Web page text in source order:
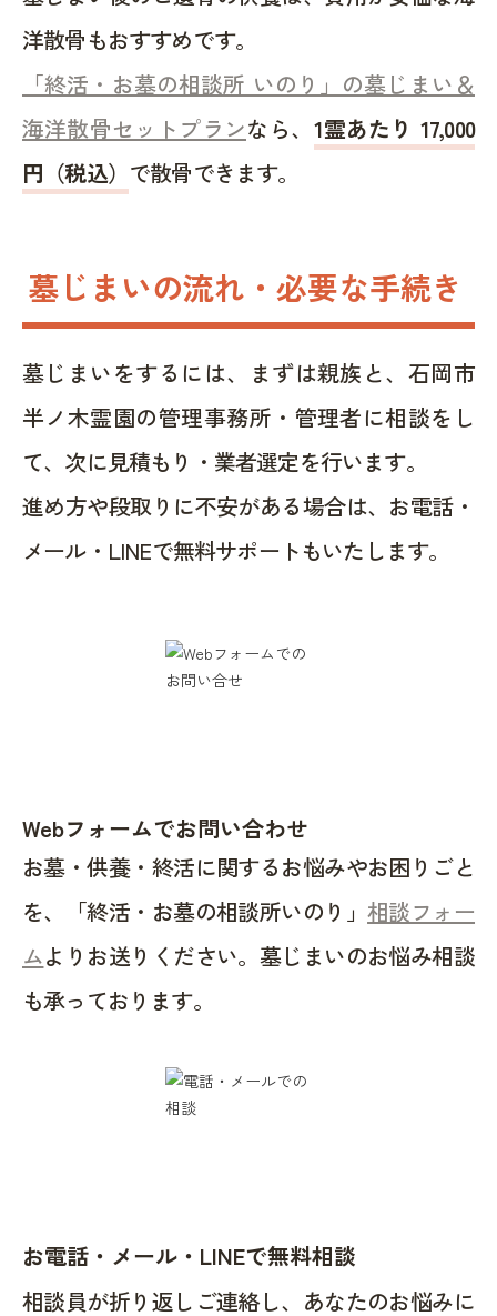
洋散骨もおすすめです。
「終活・お墓の相談所 いのり」の墓じまい＆
海洋散骨セットプランなら、 1霊あたり 17,000
円（税込） で散骨できます。
墓じまいの流れ・必要な手続き
墓じまいをするには、まずは親族と、石岡市
半ノ木霊園の管理事務所・管理者に相談をし
て、次に見積もり・業者選定を行います。
進め方や段取りに不安がある場合は、お電話・
メール・LINEで無料サポートもいたします。
Webフォームでお問い合わせ
お墓・供養・終活に関するお悩みやお困りごと
を、「終活・お墓の相談所いのり」相談フォー
ムよりお送りください。墓じまいのお悩み相談
も承っております。
お電話・メール・LINEで無料相談
相談員が折り返しご連絡し、あなたのお悩みに